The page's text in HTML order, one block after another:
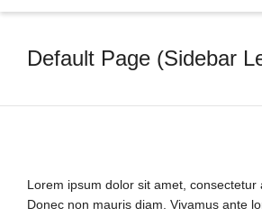
Default Page (Sidebar
Lorem ipsum dolor sit amet, consectetur
Donec non mauris diam. Vivamus ante